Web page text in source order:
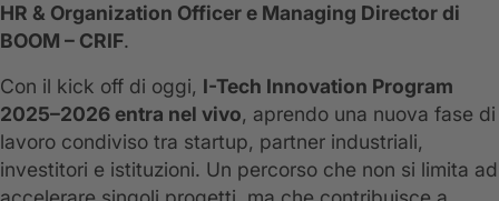
HR & Organization Officer e Managing Director di
BOOM – CRIF.
Con il kick off di oggi, I-Tech Innovation Program
2025–2026 entra nel vivo, aprendo una nuova fase di
lavoro condiviso tra startup, partner industriali,
investitori e istituzioni. Un percorso che non si limita ad